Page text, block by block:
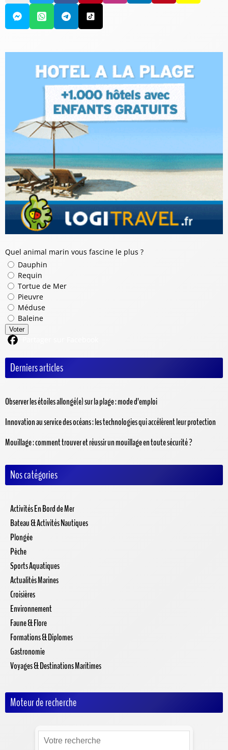
Quel animal marin vous fascine le plus ?
Dauphin
Requin
Tortue de Mer
Pieuvre
Méduse
Baleine
Voter
Derniers articles
Observer les étoiles allongé(e) sur la plage : mode d’emploi
Innovation au service des océans : les technologies qui accélèrent leur protection
Mouillage : comment trouver et réussir un mouillage en toute sécurité ?
Nos catégories
Activités En Bord de Mer
Bateau & Activités Nautiques
Plongée
Pêche
Sports Aquatiques
Actualités Marines
Croisières
Environnement
Faune & Flore
Formations & Diplomes
Gastronomie
Voyages & Destinations Maritimes
Moteur de recherche